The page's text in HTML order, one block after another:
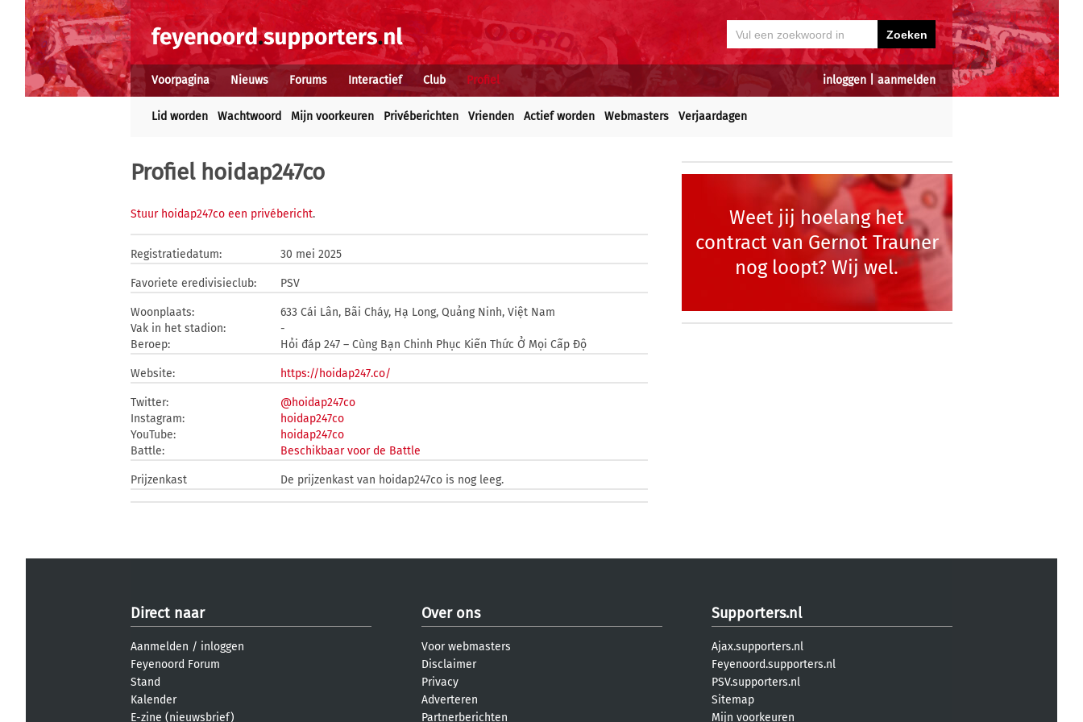
inloggen aanmelden
Voorpagina Nieuws Forums Interactief Club Profiel
Lid worden Wachtwoord Mijn voorkeuren Privéberichten Vrienden Actief worden Webmasters Verjaardagen
Profiel hoidap247co
Stuur hoidap247co een privébericht.
Registratiedatum: 30 mei 2025
Favoriete eredivisieclub: PSV
Woonplaats:
633 Cái Lân, Bãi Cháy, Hạ Long, Quảng Ninh, Việt Nam
Vak in het stadion:
-
Beroep:
Hỏi đáp 247 – Cùng Bạn Chinh Phục Kiến Thức Ở Mọi Cấp Độ
Website: https://hoidap247.co/
Twitter:
@hoidap247co
Instagram:
hoidap247co
YouTube:
hoidap247co
Battle:
Beschikbaar voor de Battle
Prijzenkast De prijzenkast van hoidap247co is nog leeg.
Weet jij hoelang het
contract van Gernot Trauner
nog loopt? Wij wel.
Direct naar
Aanmelden / inloggen
Feyenoord Forum
Stand
Kalender
E-zine (nieuwsbrief)
Over ons
Voor webmasters
Disclaimer
Privacy
Adverteren
Partnerberichten
Supporters.nl
Ajax.supporters.nl
Feyenoord.supporters.nl
PSV.supporters.nl
Sitemap
Mijn voorkeuren